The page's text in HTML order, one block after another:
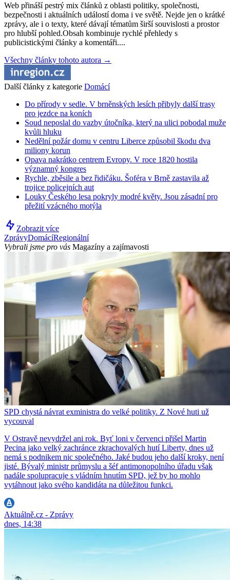
Web přináší pestrý mix článků z oblasti politiky, společnosti,
bezpečnosti i aktuálních událostí doma i ve světě. Nejde jen o krátké
zprávy, ale i o texty, které dávají tématům širší souvislosti a prostor
pro hlubší pohled.Obsah kombinuje rychlé přehledy s
publicistickými články a komentáři....
Všechny články tohoto autora →
Další články z kategorie Domácí
Do přírody v sedle. V brněnských lesích přibyly další trasy
pro jezdce na koních
Soud neposlal do vazby útočníka, který na ulici pobodal muže
kvůli hluku
Nedělní požár domu v centru Liberce způsobil škodu dva
miliony korun
Opava nakrátko centrem Evropy. V roce 1820 hostila
významný kongres
Rychle, zběsile a bez řidičáku. Šoféra v Brně zastavila až
trojice policejních aut
Louky Českého lesa pokryly modré květy. Jsou zásadní pro
přežití vzácného motýla
Zobrazit více
ZprávyDomácíRegionální
Vybrali jsme pro vás Magazíny a zajímavosti
SPD chystá návrat exministra do velké politiky. Z Nové huti už
vycouval
V Ostravě nevydržel ani rok. Byť loni v červenci přišel Martin
Pecina jako velký zachránce zkrachovalých hutí Liberty, dnes už
nemá s podnikem nic společného. Jaké budou jeho další kroky, není
jisté. Bývalý ministr průmyslu a šéf antimonopolního úřadu však
nadále spolupracuje s vládním hnutím SPD, jež by ho mohlo
vytáhnout jako svého kandidáta na důležitou funkci.
Aktuálně.cz - Zprávy
dnes, 14:38